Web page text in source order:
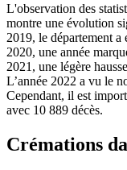
L'observation des
montre une évolution
2019, le département a
2020, une année
2021, une légère
L’année 2022 a vu le
Cependant, il est
avec 10 889 décès.
Crémations